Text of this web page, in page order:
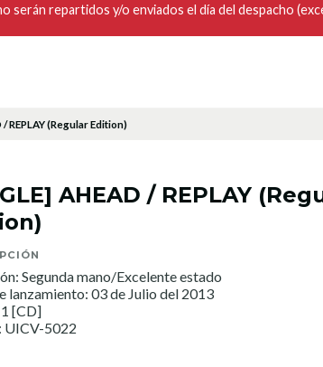
repartidos y/o enviados el día del despacho
REPLAY (Regular Edition)
AHEAD / REPLAY
Segunda mano/Excelente estado
lanzamiento: 03 de Julio del 2013
[CD]
UICV-5022